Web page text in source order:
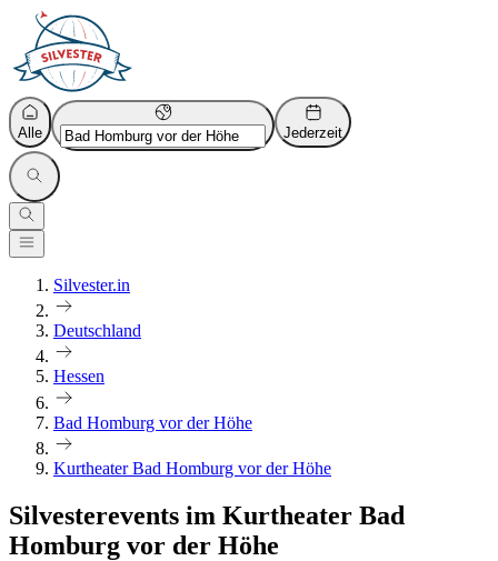
Alle Jederzeit
Silvester.in
Deutschland
Hessen
Bad Homburg vor der Höhe
Kurtheater Bad Homburg vor der Höhe
Silvesterevents im Kurtheater Bad
Homburg vor der Höhe